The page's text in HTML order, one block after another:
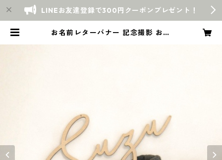
LINEお友達登録で300円クーポンプレゼント！
お名前レターバナー 記念撮影 お名